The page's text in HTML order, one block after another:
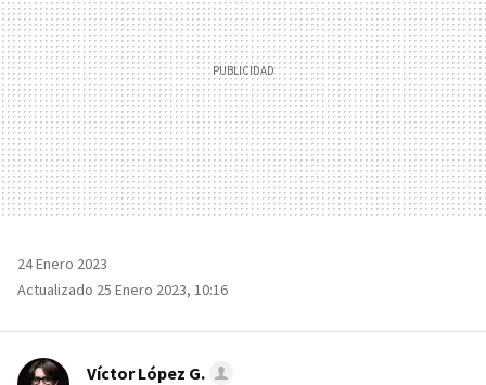
24 Enero 2023
Actualizado 25 Enero 2023, 10:16
Víctor López G.